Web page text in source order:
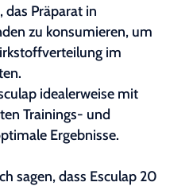
das Präparat in
zu konsumieren, um
im
idealerweise mit
Trainings- und
Ergebnisse.
sagen, dass Esculap 20